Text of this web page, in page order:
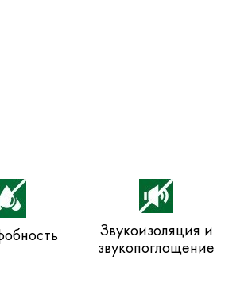
Звукоизоляция и
звукопоглощение